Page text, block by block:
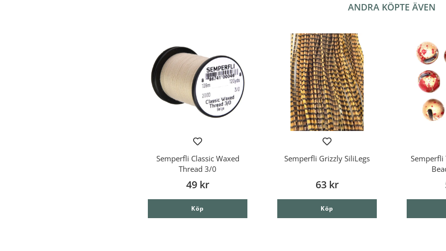
ANDRA KÖPTE ÄVEN
Semperfli Classic Waxed
Thread 3/0
49 kr
Köp
Semperfli Grizzly SiliLegs
63 kr
Köp
Semperfli